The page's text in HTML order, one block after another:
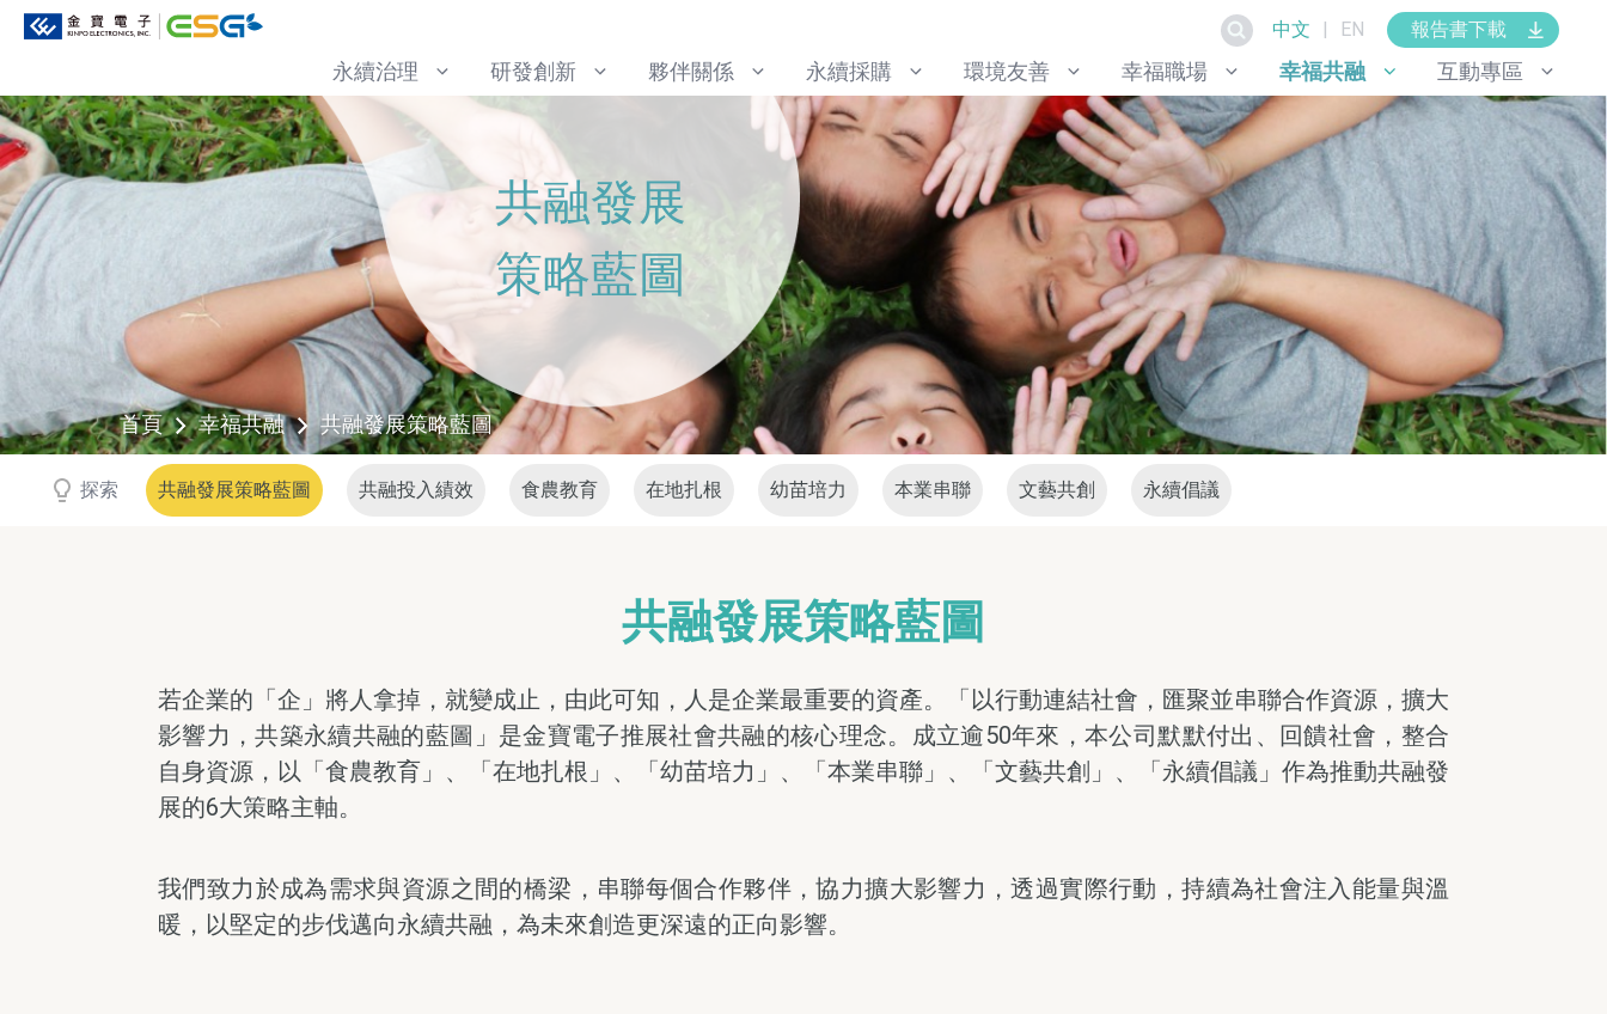
共融發展策略藍圖
若企業的「企」將人拿掉，就變成止，由此可知，人是企業最重要的資產。「以行動連結社會，匯聚並串聯合作資源，擴大
影響力，共築永續共融的藍圖」是金寶電子推展社會共融的核心理念。成立逾50年來，本公司默默付出、回饋社會，整合
自身資源，以「食農教育」、「在地扎根」、「幼苗培力」、「本業串聯」、「文藝共創」、「永續倡議」作為推動共融發
展的6大策略主軸。
我們致力於成為需求與資源之間的橋梁，串聯每個合作夥伴，協力擴大影響力，透過實際行動，持續為社會注入能量與溫
暖，以堅定的步伐邁向永續共融，為未來創造更深遠的正向影響。